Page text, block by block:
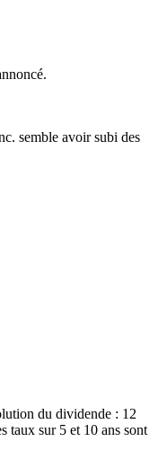
semble avoir subi des
du dividende : 12
taux sur 5 et 10 ans sont